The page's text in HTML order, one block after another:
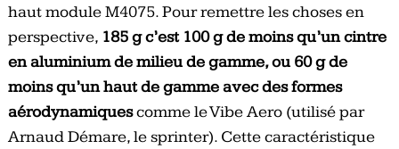
haut module M4075. Pour remettre les choses en
perspective, 185 g c’est 100 g de moins qu’un cintre
en aluminium de milieu de gamme, ou 60 g de
moins qu’un haut de gamme avec des formes
aérodynamiquescomme le Vibe Aero (utilisé par
Arnaud Démare, le sprinter). Cette caractéristique